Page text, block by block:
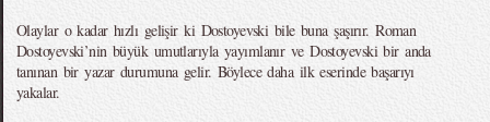
Olaylar o kadar hızlı gelişir ki Dostoyevski bile buna şaşırır. Roman
Dostoyevski’nin büyük umutlarıyla yayımlanır ve Dostoyevski bir anda
tanınan bir yazar durumuna gelir. Böylece daha ilk eserinde başarıyı
yakalar.